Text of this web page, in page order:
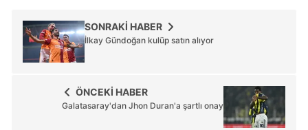
SONRAKİ HABER
İlkay Gündoğan kulüp satın alıyor
ÖNCEKİ HABER
Galatasaray'dan Jhon Duran'a şartlı onay